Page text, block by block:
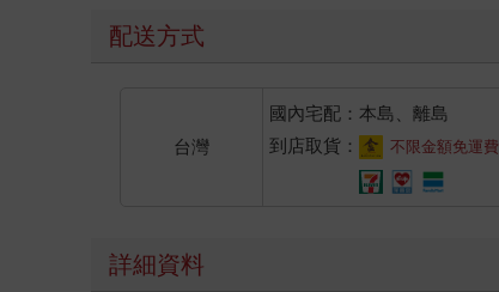
配送方式
台灣
國內宅配：本島、離島
到店取貨：
不限金額免運費
詳細資料